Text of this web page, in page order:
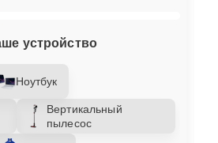
устройство
Ноутбук
Вертикальный
пылесос